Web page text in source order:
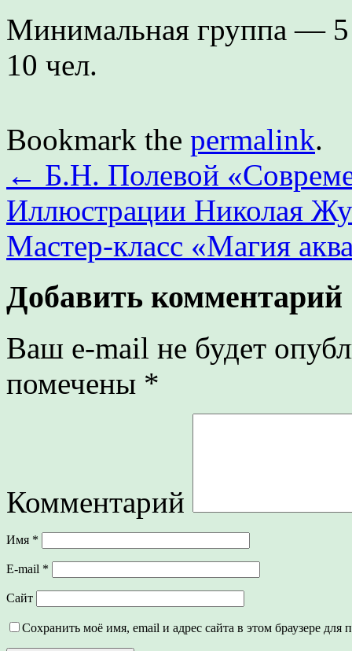
Минимальная группа —
10 чел.
Bookmark the permalink.
← Б.Н. Полевой
Иллюстрации Николая
Мастер-класс «Магия
Добавить комментарий
Ваш e-mail не будет
помечены *
Комментарий
Имя *
E-mail *
Сайт
Сохранить моё имя, email и адрес сайта в этом браузере